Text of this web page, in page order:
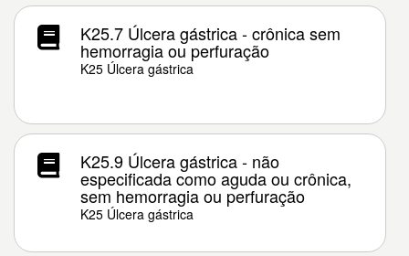
K25.7 Úlcera gástrica - crônica sem
hemorragia ou perfuração
K25 Úlcera gástrica
K25.9 Úlcera gástrica - não
especificada como aguda ou crônica,
sem hemorragia ou perfuração
K25 Úlcera gástrica